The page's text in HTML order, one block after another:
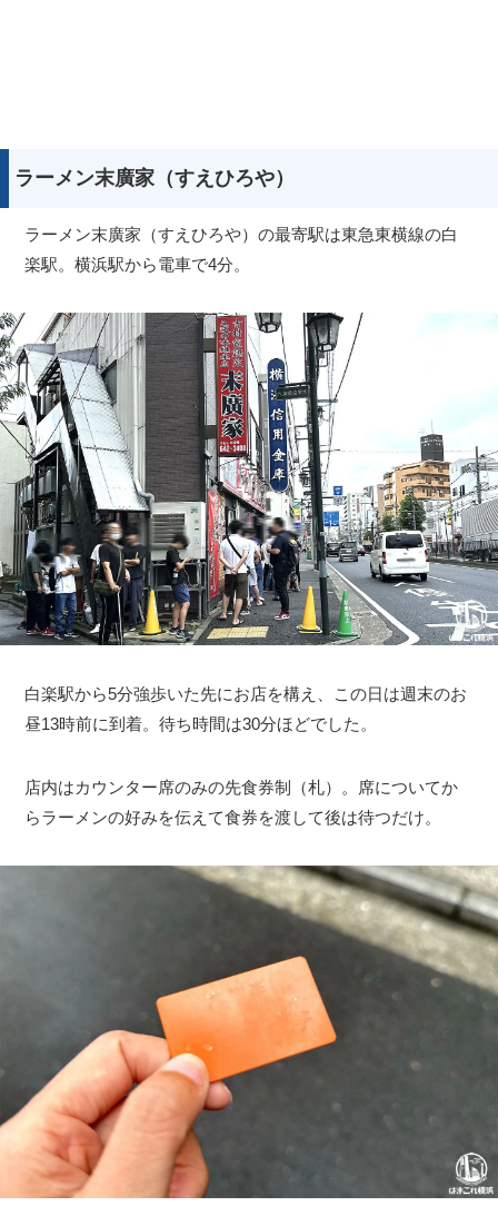
ラーメン末廣家（すえひろや）
ラーメン末廣家（すえひろや）の最寄駅は東急東横線の白
楽駅。横浜駅から電車で4分。
白楽駅から5分強歩いた先にお店を構え、この日は週末のお
昼13時前に到着。待ち時間は30分ほどでした。
店内はカウンター席のみの先食券制（札）。席についてか
らラーメンの好みを伝えて食券を渡して後は待つだけ。